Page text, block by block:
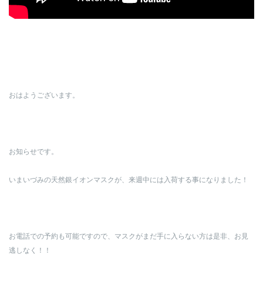
おはようございます。
お知らせです。
いまいづみの天然銀イオンマスクが、来週中には入荷する事になりました！
お電話での予約も可能ですので、マスクがまだ手に入らない方は是非、お見
逃しなく！！